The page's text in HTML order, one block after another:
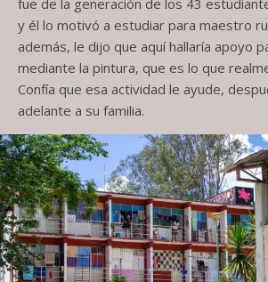
fue de la generación de los 43
y él lo motivó a estudiar para maestro
además, le dijo que aquí hallaría apoyo
mediante la pintura, que es lo que
Confía que esa actividad le ayude,
adelante a su familia.